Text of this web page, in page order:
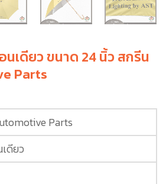
เดียว ขนาด 24 นิ้ว สกรีน
Parts
Parts
ดียว